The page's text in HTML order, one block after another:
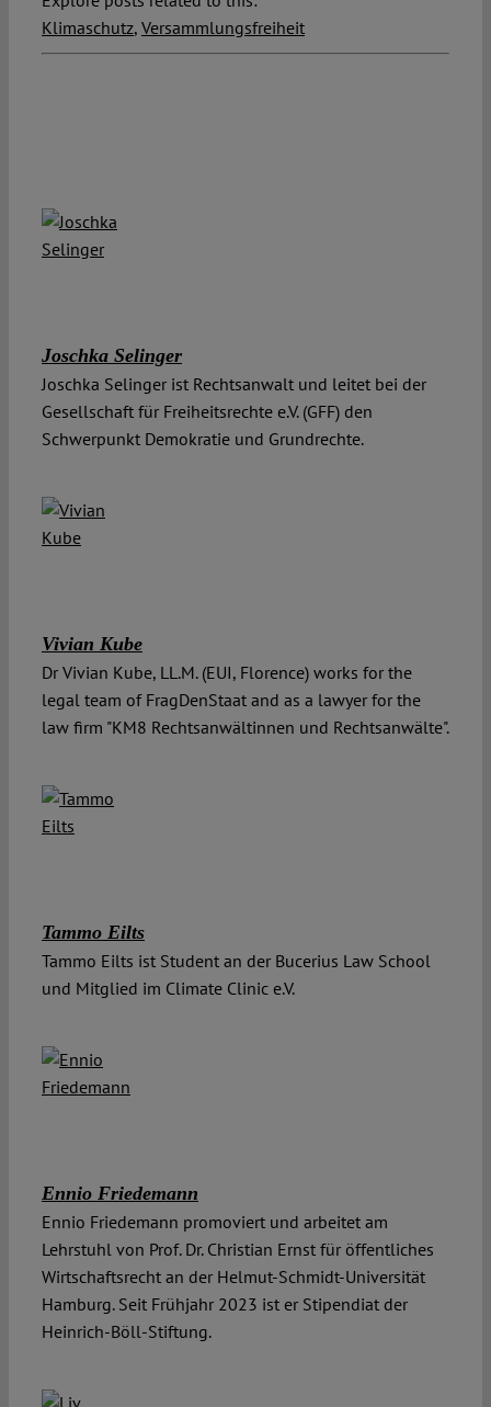
Klimaschutz, Versammlungsfreiheit
Joschka Selinger
Joschka Selinger ist Rechtsanwalt und leitet bei der
Gesellschaft für Freiheitsrechte e.V. (GFF) den
Schwerpunkt Demokratie und Grundrechte.
Vivian Kube
Dr Vivian Kube, LL.M. (EUI, Florence) works for the
legal team of FragDenStaat and as a lawyer for the
law firm "KM8 Rechtsanwältinnen und Rechtsanwälte".
Tammo Eilts
Tammo Eilts ist Student an der Bucerius Law School
und Mitglied im Climate Clinic e.V.
Ennio Friedemann
Ennio Friedemann promoviert und arbeitet am
Lehrstuhl von Prof. Dr. Christian Ernst für öffentliches
Wirtschaftsrecht an der Helmut-Schmidt-Universität
Hamburg. Seit Frühjahr 2023 ist er Stipendiat der
Heinrich-Böll-Stiftung.